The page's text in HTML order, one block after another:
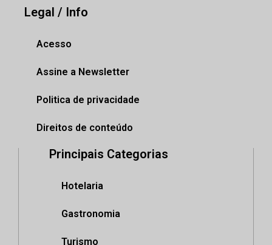
Legal / Info
Acesso
Assine a Newsletter
Politica de privacidade
Direitos de conteúdo
Principais Categorias
Hotelaria
Gastronomia
Turismo